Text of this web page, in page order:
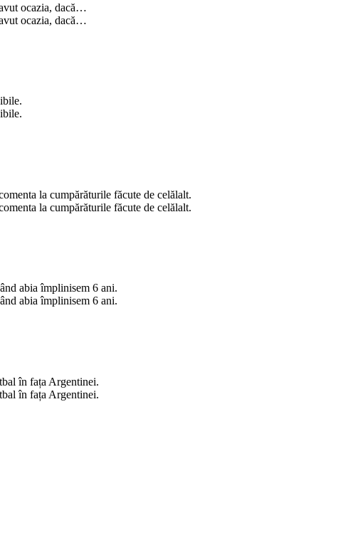
ocazia, dacă…
ocazia, dacă…
la cumpărăturile făcute de celălalt.
la cumpărăturile făcute de celălalt.
abia împlinisem 6 ani.
abia împlinisem 6 ani.
în fața Argentinei.
în fața Argentinei.